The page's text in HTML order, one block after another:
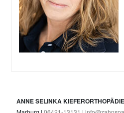
ANNE SELINKA KIEFERORTHOPÄDIE